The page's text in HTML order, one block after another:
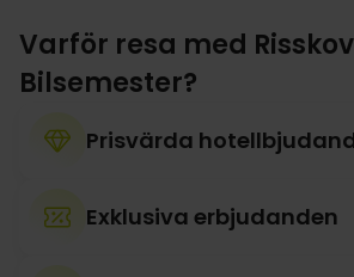
Varför resa med Risskov
Bilsemester?
Prisvärda
Exklusiva erbjudanden